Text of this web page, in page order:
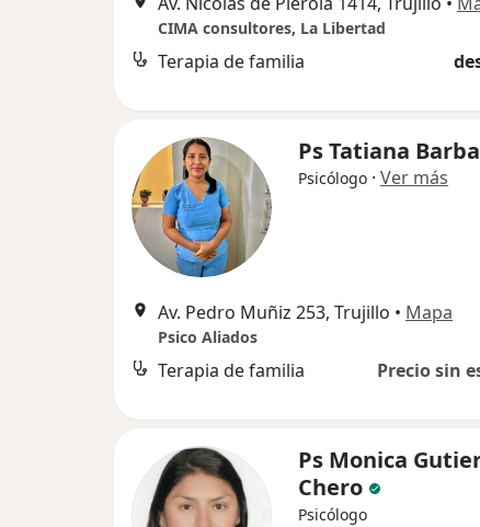
CIMA consultores, La Libertad
Terapia de familia
Ps Tatiana
Psicólogo · Ver más
Av. Pedro Muñiz 253, Trujillo • Mapa
Psico Aliados
Terapia de familia Precio sin
Ps Monica
Chero
Psicólogo